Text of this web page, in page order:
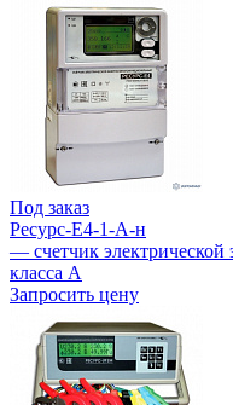
Под заказ
Ресурс-Е4-1-А-н
— счетчик
класса А
Запросить цену